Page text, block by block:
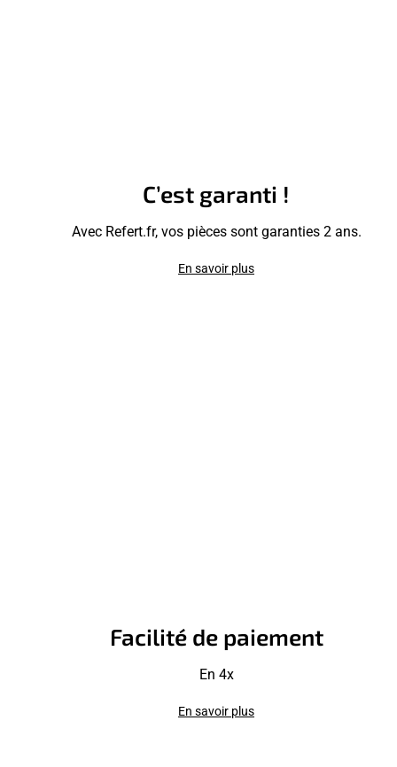
C’est garanti !
Avec Refert.fr, vos pièces sont garanties 2 ans.
En savoir plus
Facilité de paiement
En 4x
En savoir plus